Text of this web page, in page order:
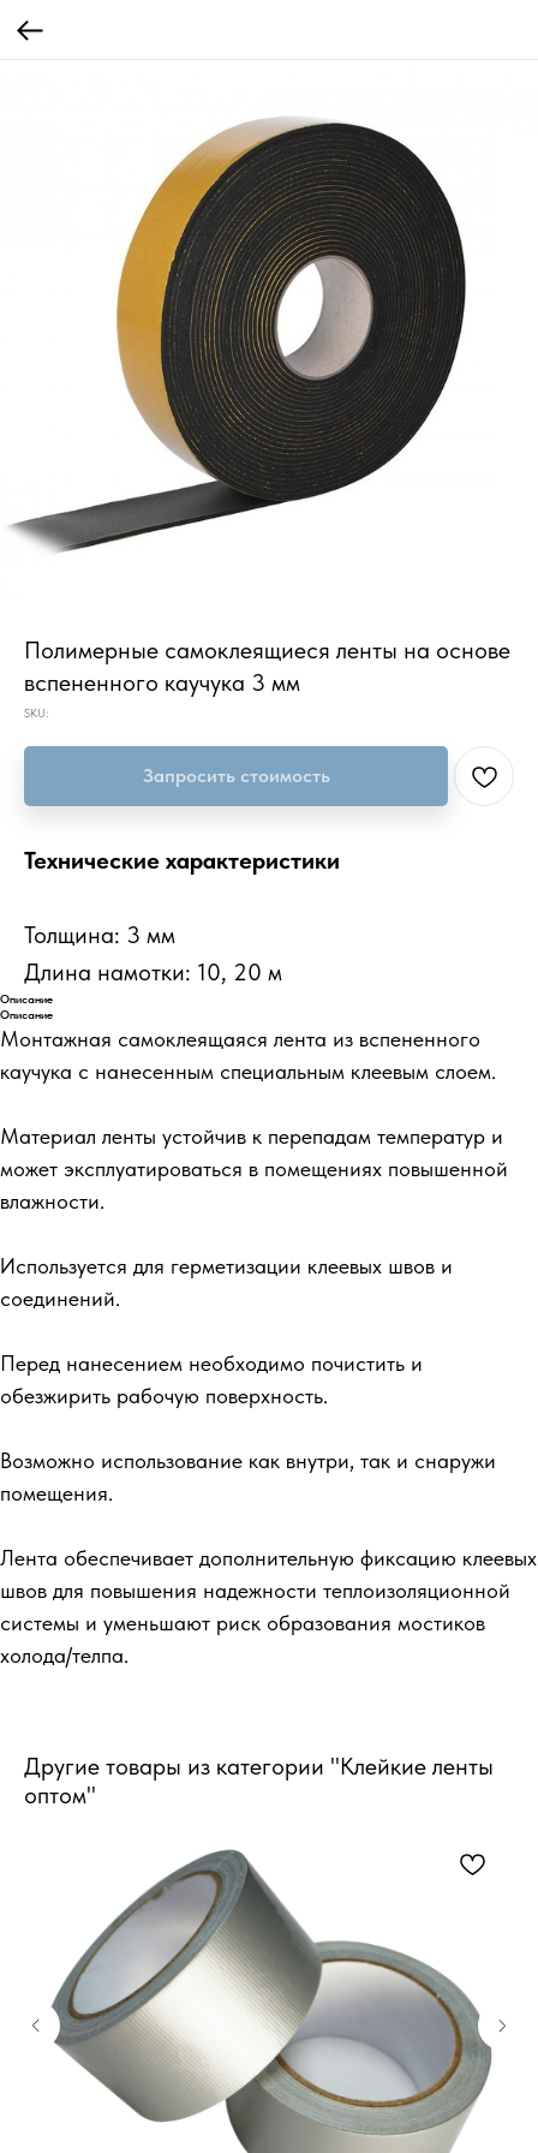
Полимерные самоклеящиеся ленты на основе
вспененного каучука 3 мм
SKU:
Запросить стоимость
Технические характеристики
Толщина: 3 мм
Длина намотки: 10, 20 м
Описание
Описание
Монтажная самоклеящаяся лента из вспененного
каучука с нанесенным специальным клеевым слоем.
Материал ленты устойчив к перепадам температур и
может эксплуатироваться в помещениях повышенной
влажности.
Используется для герметизации клеевых швов и
соединений.
Перед нанесением необходимо почистить и
обезжирить рабочую поверхность.
Возможно использование как внутри, так и снаружи
помещения.
Лента обеспечивает дополнительную фиксацию клеевых
швов для повышения надежности теплоизоляционной
системы и уменьшают риск образования мостиков
холода/телпа.
Другие товары из категории "Клейкие ленты
оптом"